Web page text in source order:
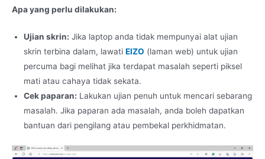
Apa yang perlu dilakukan:
Ujian skrin: Jika laptop anda tidak mempunyai alat ujian
skrin terbina dalam, lawati EIZO (laman web) untuk ujian
percuma bagi melihat jika terdapat masalah seperti piksel
mati atau cahaya tidak sekata.
Cek paparan: Lakukan ujian penuh untuk mencari sebarang
masalah. Jika paparan ada masalah, anda boleh dapatkan
bantuan dari pengilang atau pembekal perkhidmatan.